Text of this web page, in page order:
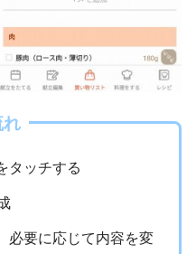
タッチする
必要に応じて内容を変